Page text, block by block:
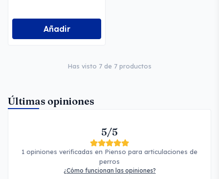
Añadir
Has visto 7 de 7 productos
Últimas opiniones
5/5
1 opiniones verificadas en Pienso para articulaciones de
perros
¿Cómo funcionan las opiniones?